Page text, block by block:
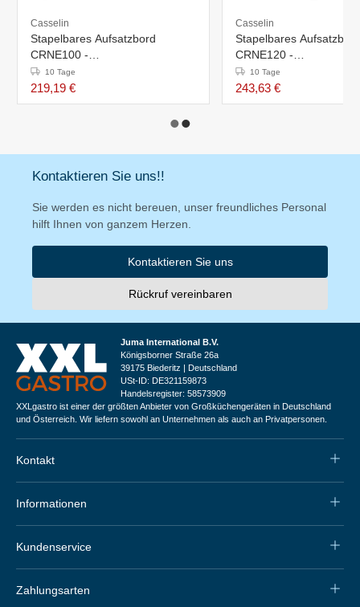
Casselin
Stapelbares Aufsatzbord
CRNE100 -
1000x380x(H)355mm
10 Tage
219,19 €
Casselin
Stapelbares Aufsatzbord
CRNE120 -
1200x380x(H)355mm
10 Tage
243,63 €
Kontaktieren Sie uns!!
Sie werden es nicht bereuen, unser freundliches Personal
hilft Ihnen von ganzem Herzen.
Kontaktieren Sie uns
Rückruf vereinbaren
Juma International B.V.
Königsborner Straße 26a
39175 Biederitz | Deutschland
USt-ID: DE321159873
Handelsregister: 58573909
XXLgastro ist einer der größten Anbieter von Großküchengeräten in Deutschland
und Österreich. Wir liefern sowohl an Unternehmen als auch an Privatpersonen.
Kontakt
Informationen
Kundenservice
Zahlungsarten